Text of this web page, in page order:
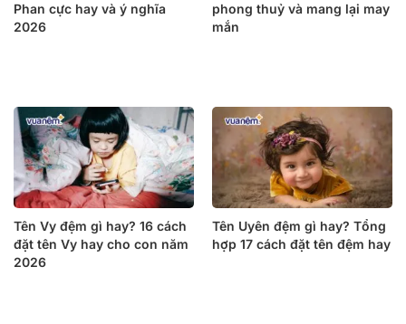
Phan cực hay và ý nghĩa
2026
phong thuỷ và mang lại may
mắn
Tên Vy đệm gì hay? 16 cách
đặt tên Vy hay cho con năm
2026
Tên Uyên đệm gì hay? Tổng
hợp 17 cách đặt tên đệm hay